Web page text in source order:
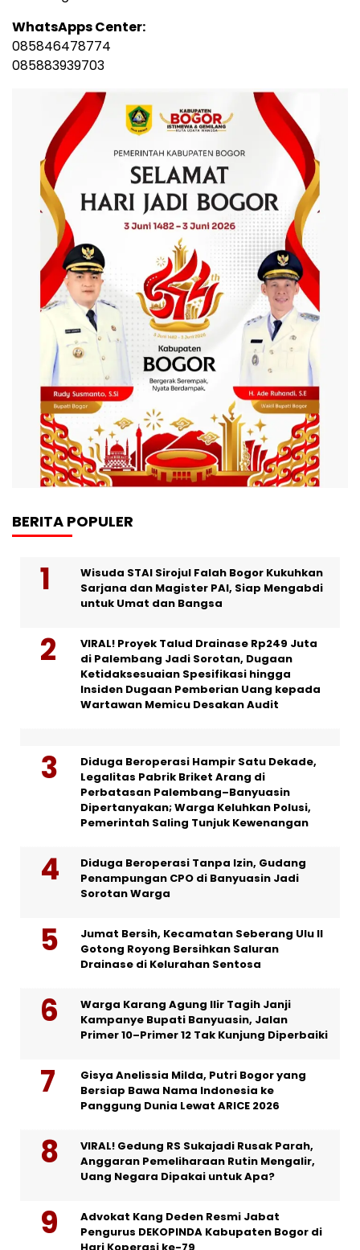
WhatsApps Center:
085846478774
085883939703
BERITA POPULER
Wisuda STAI Sirojul Falah Bogor Kukuhkan
Sarjana dan Magister PAI, Siap Mengabdi
untuk Umat dan Bangsa
VIRAL! Proyek Talud Drainase Rp249 Juta
di Palembang Jadi Sorotan, Dugaan
Ketidaksesuaian Spesifikasi hingga
Insiden Dugaan Pemberian Uang kepada
Wartawan Memicu Desakan Audit
Diduga Beroperasi Hampir Satu Dekade,
Legalitas Pabrik Briket Arang di
Perbatasan Palembang–Banyuasin
Dipertanyakan; Warga Keluhkan Polusi,
Pemerintah Saling Tunjuk Kewenangan
Diduga Beroperasi Tanpa Izin, Gudang
Penampungan CPO di Banyuasin Jadi
Sorotan Warga
Jumat Bersih, Kecamatan Seberang Ulu II
Gotong Royong Bersihkan Saluran
Drainase di Kelurahan Sentosa
Warga Karang Agung Ilir Tagih Janji
Kampanye Bupati Banyuasin, Jalan
Primer 10–Primer 12 Tak Kunjung Diperbaiki
Gisya Anelissia Milda, Putri Bogor yang
Bersiap Bawa Nama Indonesia ke
Panggung Dunia Lewat ARICE 2026
VIRAL! Gedung RS Sukajadi Rusak Parah,
Anggaran Pemeliharaan Rutin Mengalir,
Uang Negara Dipakai untuk Apa?
Advokat Kang Deden Resmi Jabat
Pengurus DEKOPINDA Kabupaten Bogor di